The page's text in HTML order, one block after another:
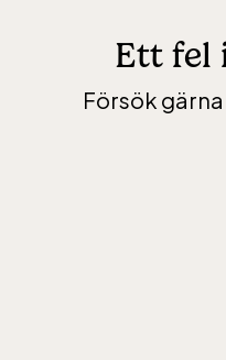
Ett fel
Försök